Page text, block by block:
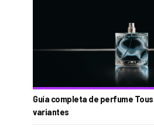
Guía completa de perfume
variantes